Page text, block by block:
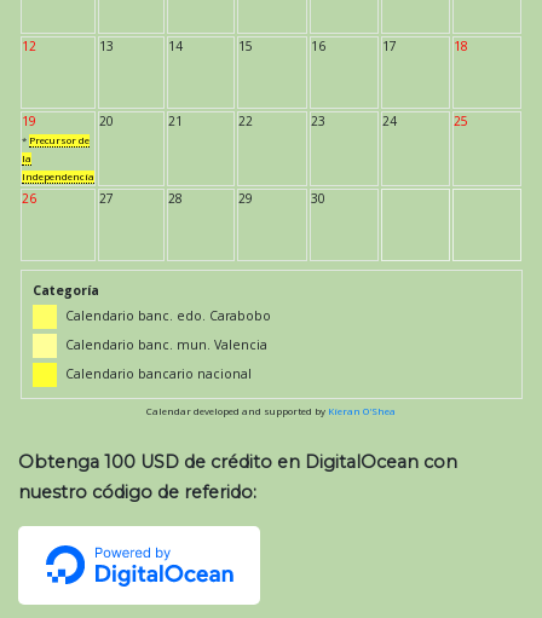
12 13 14 15 16 17 18
19
* Precursor de
la
Independencia
20 21 22 23 24 25
26 27 28 29 30
Categoría
Calendario banc. edo. Carabobo
Calendario banc. mun. Valencia
Calendario bancario nacional
Calendar developed and supported by Kieran O'Shea
Obtenga 100 USD de crédito en DigitalOcean con
nuestro código de referido: